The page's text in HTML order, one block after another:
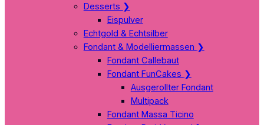
Desserts ❯
Eispulver
Echtgold & Echtsilber
Fondant & Modelliermassen ❯
Fondant Callebaut
Fondant FunCakes ❯
Ausgerollter Fondant
Multipack
Fondant Massa Ticino